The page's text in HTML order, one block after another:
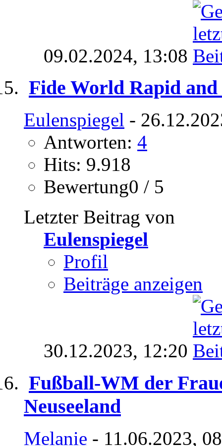
09.02.2024, 13:08
Fide World Rapid
Eulenspiegel -
Antworten: 4
Hits: 9.918
Bewertung0 / 5
Letzter Beitrag von
Eulenspiegel
Profil
Beiträge anzeigen
30.12.2023, 12:20
Fußball-WM der
Neuseeland
Melanie - 11.06.2023,